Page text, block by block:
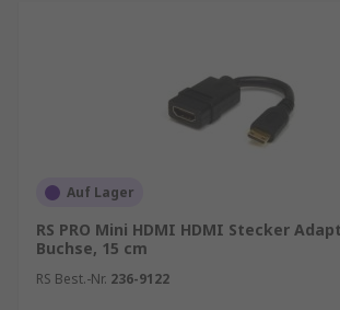
Auf Lager
RS PRO Mini HDMI HDMI Stecker
Buchse, 15 cm
RS Best.-Nr. 236-9122